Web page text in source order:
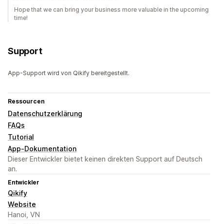
Hope that we can bring your business more valuable in the upcoming
time!
Support
App-Support wird von Qikify bereitgestellt.
Ressourcen
Datenschutzerklärung
FAQs
Tutorial
App-Dokumentation
Dieser Entwickler bietet keinen direkten Support auf Deutsch
an.
Entwickler
Qikify
Website
Hanoi, VN